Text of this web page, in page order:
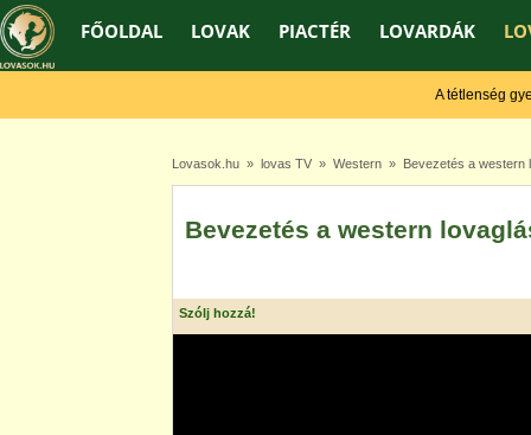
FŐOLDAL LOVAK PIACTÉR LOVARDÁK
A tétlenség
Lovasok.hu» lovas TV» Western» Bevezetés a western
Bevezetés a western
Szólj hozzá!